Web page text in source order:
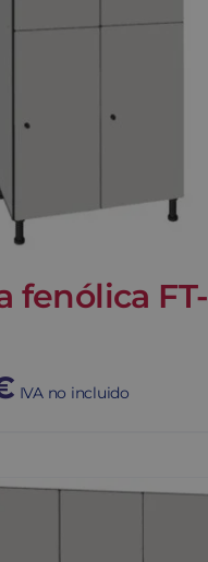
fenólica FT-
IVA no incluido